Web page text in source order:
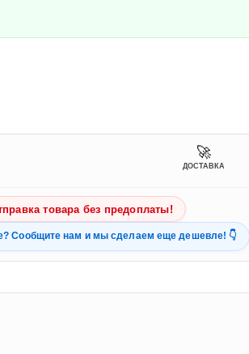
🚀
ДОСТАВКА
товара без предоплаты!
Сообщите нам и мы сделаем еще дешевле! 👇